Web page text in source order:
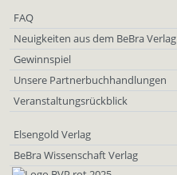
FAQ
Neuigkeiten aus dem BeBra Verlag
Gewinnspiel
Unsere Partnerbuchhandlungen
Veranstaltungsrückblick
Elsengold Verlag
BeBra Wissenschaft Verlag